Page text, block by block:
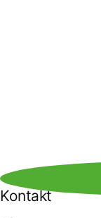
Kontakt